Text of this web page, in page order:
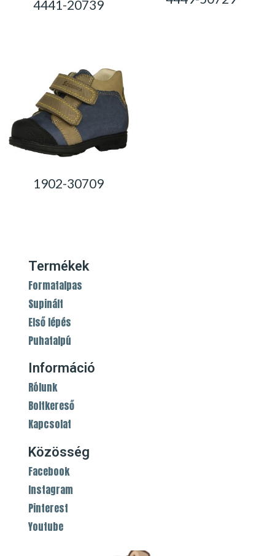
4441-20739
1902-30709
Termékek
Formatalpas
Supinált
Első lépés
Puhatalpú
Információ
Rólunk
Boltkereső
Kapcsolat
Közösség
Facebook
Instagram
Pinterest
Youtube